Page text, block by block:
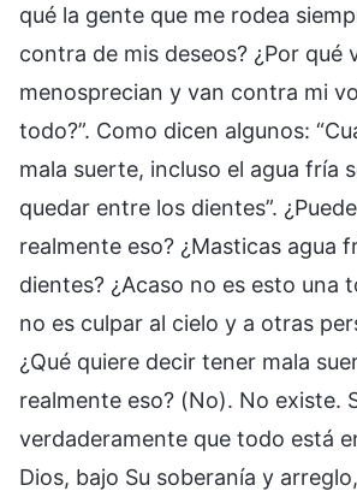
qué la gente que me rodea
contra de mis deseos? ¿Por qué
menosprecian y van contra mi
todo?”. Como dicen algunos:
mala suerte, incluso el agua fría
quedar entre los dientes”.
realmente eso? ¿Masticas agua
dientes? ¿Acaso no es esto una
no es culpar al cielo y a otras
¿Qué quiere decir tener mala
realmente eso? (No). No existe.
verdaderamente que todo está
Dios, bajo Su soberanía y